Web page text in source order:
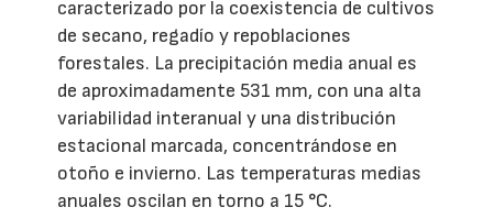
caracterizado por la coexistencia de cultivos
de secano, regadío y repoblaciones
forestales. La precipitación media anual es
de aproximadamente 531 mm, con una alta
variabilidad interanual y una distribución
estacional marcada, concentrándose en
otoño e invierno. Las temperaturas medias
anuales oscilan en torno a 15 °C.